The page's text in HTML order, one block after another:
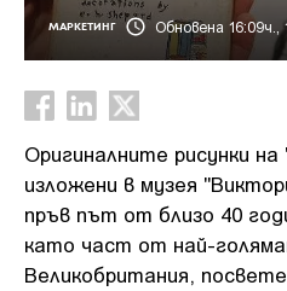
МАРКЕТИНГ Обновена 16:09ч.,
Оригиналните рисунки
изложени в музея
пръв път от близо 40
като част от най-
Великобритания,